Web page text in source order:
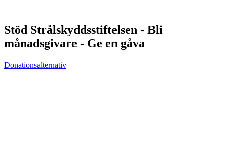
Stöd Strålskyddsstiftelsen - Bli
månadsgivare - Ge en gåva
Donationsalternativ